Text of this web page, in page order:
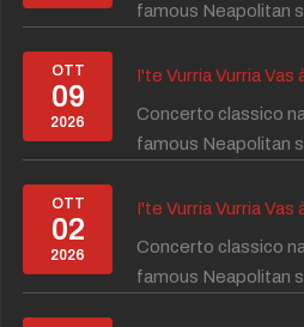
famous Neapolitan
OTT
09
2026
I'te Vurria Vurria Vas
Concerto classico
famous Neapolitan
OTT
02
2026
I'te Vurria Vurria Vas
Concerto classico
famous Neapolitan